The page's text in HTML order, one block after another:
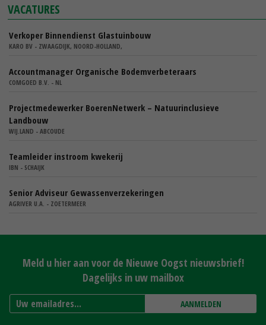
VACATURES
Verkoper Binnendienst Glastuinbouw
KARO BV - ZWAAGDIJK, NOORD-HOLLAND,
Accountmanager Organische Bodemverbeteraars
COMGOED B.V. - NL
Projectmedewerker BoerenNetwerk – Natuurinclusieve
Landbouw
WIJ.LAND - ABCOUDE
Teamleider instroom kwekerij
IBN - SCHAIJK
Senior Adviseur Gewassenverzekeringen
AGRIVER U.A. - ZOETERMEER
Meld u hier aan voor de Nieuwe Oogst nieuwsbrief!
Dagelijks in uw mailbox
AANMELDEN